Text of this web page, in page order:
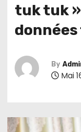
tuk tuk
By
Mai